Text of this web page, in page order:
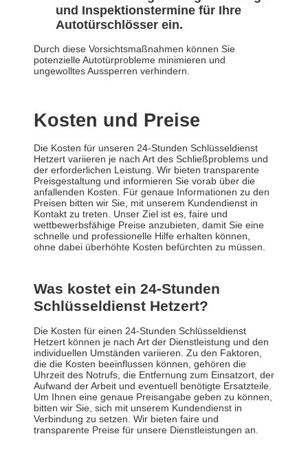
und Inspektionstermine für Ihre
Autotürschlösser ein.
Durch diese Vorsichtsmaßnahmen können Sie
potenzielle Autotürprobleme minimieren und
ungewolltes Aussperren verhindern.
Kosten und Preise
Die Kosten für unseren 24-Stunden Schlüsseldienst
Hetzert variieren je nach Art des Schließproblems und
der erforderlichen Leistung. Wir bieten transparente
Preisgestaltung und informieren Sie vorab über die
anfallenden Kosten. Für genaue Informationen zu den
Preisen bitten wir Sie, mit unserem Kundendienst in
Kontakt zu treten. Unser Ziel ist es, faire und
wettbewerbsfähige Preise anzubieten, damit Sie eine
schnelle und professionelle Hilfe erhalten können,
ohne dabei überhöhte Kosten befürchten zu müssen.
Was kostet ein 24-Stunden
Schlüsseldienst Hetzert?
Die Kosten für einen 24-Stunden Schlüsseldienst
Hetzert können je nach Art der Dienstleistung und den
individuellen Umständen variieren. Zu den Faktoren,
die die Kosten beeinflussen können, gehören die
Uhrzeit des Notrufs, die Entfernung zum Einsatzort, der
Aufwand der Arbeit und eventuell benötigte Ersatzteile.
Um Ihnen eine genaue Preisangabe geben zu können,
bitten wir Sie, sich mit unserem Kundendienst in
Verbindung zu setzen. Wir bieten faire und
transparente Preise für unsere Dienstleistungen an.